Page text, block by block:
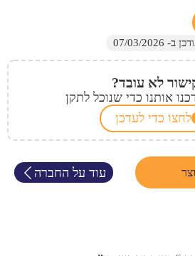
ב- 07/03/2026
לא עובד?
אותנו כדי שנוכל לתקן
לחצו כדי לעדכן
עוד על החברה